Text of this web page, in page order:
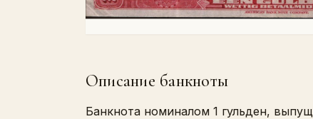
Описание банкноты
Банкнота номиналом 1 гульден,